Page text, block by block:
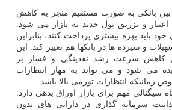
بین بانکی به صورت مستقیم منجر به کاهش
اعتبار و تزریق پول جدید به بازار می شود.
باید بهره بیشتری پرداخت کنند، بنابراین
و سپرده ها در بانکها هم تغییر کند. این
کاهش سرعت رشد نقدینگی و فشار بر
می شود و می تواند به مهار انتظارات
زمانیکه انتظارات تورمی بالا باشد.
سیگنالی مهم برای بازار اوراق بدهی دارد.
سرمایه گذاری در دارایی های بدون